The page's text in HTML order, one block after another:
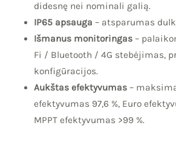
didesnę nei nominali galią.
IP65 apsauga – atsparumas
Išmanus monitoringas–
Fi / Bluetooth / 4G stebėjimas,
konfigūracijos.
Aukštas efektyvumas–
efektyvumas 97,6 %, Euro
MPPT efektyvumas >99 %.